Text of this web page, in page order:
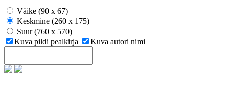
Väike (90 x 67)
Keskmine (260 x 175)
Suur (760 x 570)
Kuva pildi pealkirja
Kuva autori nimi